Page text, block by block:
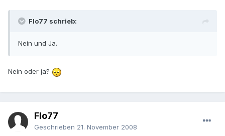
Flo77 schrieb:
Nein und Ja.
Nein oder ja?
Flo77
Geschrieben 21. November 2008